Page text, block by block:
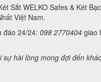
Sắt WELKO Safes & Két
Việt Nam.
đáo 24/24: 098 2770404 giao
sự hài lòng mong đợi đến